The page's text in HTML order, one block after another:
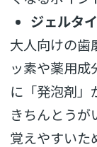
ジェルタ
大人向けの歯
ッ素や薬用成
に「発泡剤」
きちんとうが
覚えやすいた